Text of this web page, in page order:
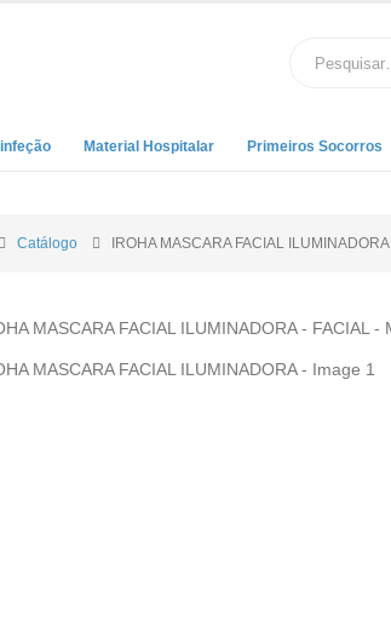
Material Hospitalar Primeiros Socorros
Catálogo IROHA MASCARA FACIAL ILUMINADORA